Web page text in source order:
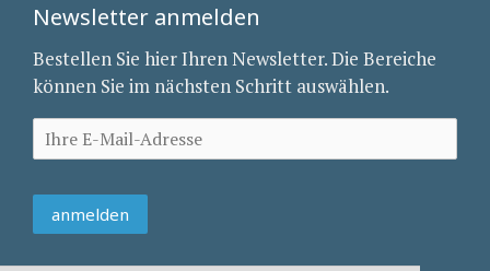
Newsletter anmelden
Bestellen Sie hier Ihren Newsletter. Die Bereiche
können Sie im nächsten Schritt auswählen.